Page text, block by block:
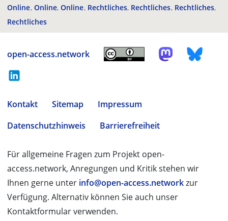
Online Online Online Rechtliches Rechtliches Rechtliches
Rechtliches
open-access.network
Kontakt Sitemap
Impressum
Datenschutzhinweis
Barrierefreiheit
Für allgemeine Fragen zum Projekt open-
access.network, Anregungen und Kritik stehen wir
Ihnen gerne unter info@open-access.networkzur
Verfügung. Alternativ können Sie auch unser
Kontaktformular verwenden.